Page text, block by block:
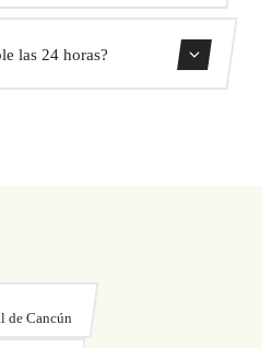
las 24 horas?
de Cancún